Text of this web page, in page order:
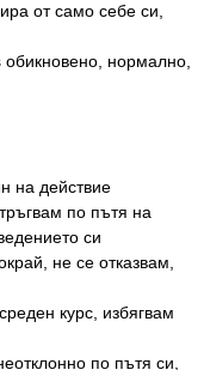
от само себе си,
нормално,
на действие
по пътя на
си
не се отказвам,
курс, избягвам
по пътя си,